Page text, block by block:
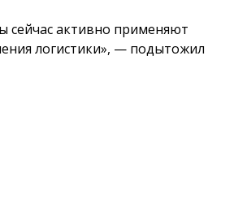
сейчас активно применяют
логистики», — подытожил